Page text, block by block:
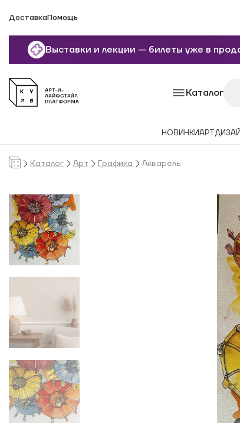
ДоставкаПомощь
Выставки и лекции — билеты уже в
Каталог
НОВИНКИАРТ
Каталог Арт Графика Акварель